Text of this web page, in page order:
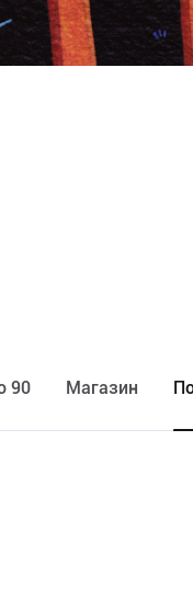
90 Maгазин